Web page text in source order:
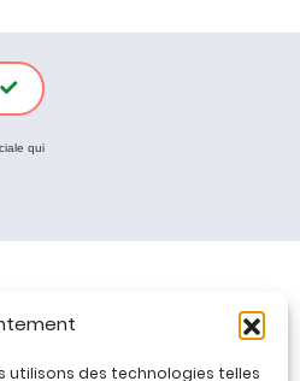
utilisons des technologies telles
qui